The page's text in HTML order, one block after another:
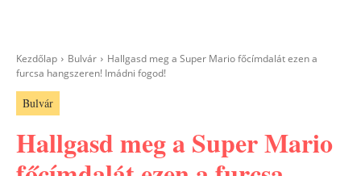
Kezdőlap Bulvár
Hallgasd meg a Super Mario főcímdalát ezen a
furcsa hangszeren! Imádni fogod!
Bulvár
Hallgasd meg a Super Mario